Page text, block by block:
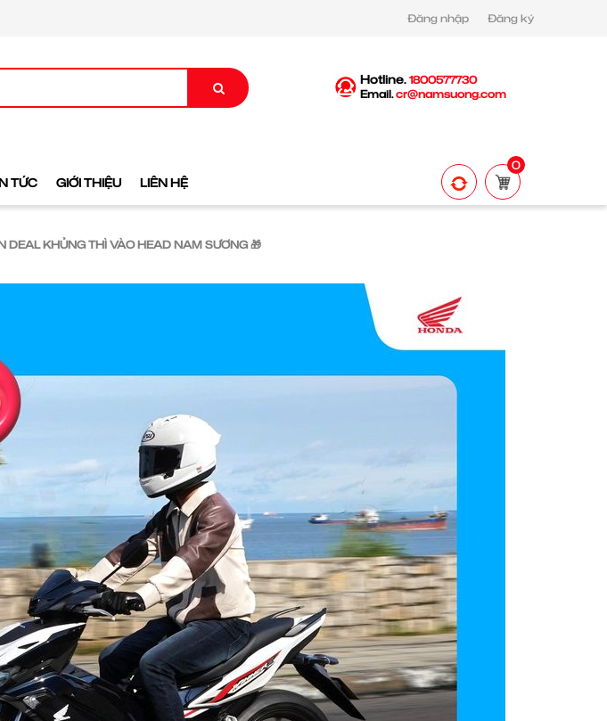
Đăng nhập Đăng ký
Hotline. 1800577730
Email.cr@namsuong.com
TỨC GIỚI THIỆU LIÊN HỆ
0
DEAL KHỦNG THÌ VÀO HEAD NAM SƯƠNG 🎁